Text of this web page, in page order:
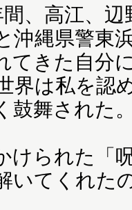
、高江、辺
沖縄県警東
てきた自分
界は私を認
鼓舞された
られた「
いてくれた